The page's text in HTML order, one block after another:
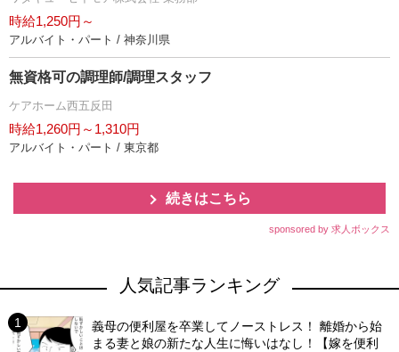
時給1,250円～
アルバイト・パート / 神奈川県
無資格可の調理師/調理スタッフ
ケアホーム西五反田
時給1,260円～1,310円
アルバイト・パート / 東京都
続きはこちら
sponsored by 求人ボックス
人気記事ランキング
義母の便利屋を卒業してノーストレス！ 離婚から始
まる妻と娘の新たな人生に悔いはなし！【嫁を便利